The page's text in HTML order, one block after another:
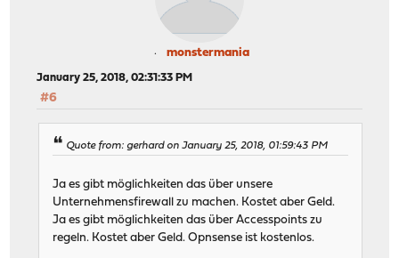
monstermania
January 25, 2018, 02:31:33 PM
#6
Quote from: gerhard on January 25, 2018, 01:59:43 PM
Ja es gibt möglichkeiten das über unsere
Unternehmensfirewall zu machen. Kostet aber Geld.
Ja es gibt möglichkeiten das über Accesspoints zu
regeln. Kostet aber Geld. Opnsense ist kostenlos.